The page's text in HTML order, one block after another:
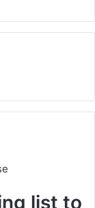
list to